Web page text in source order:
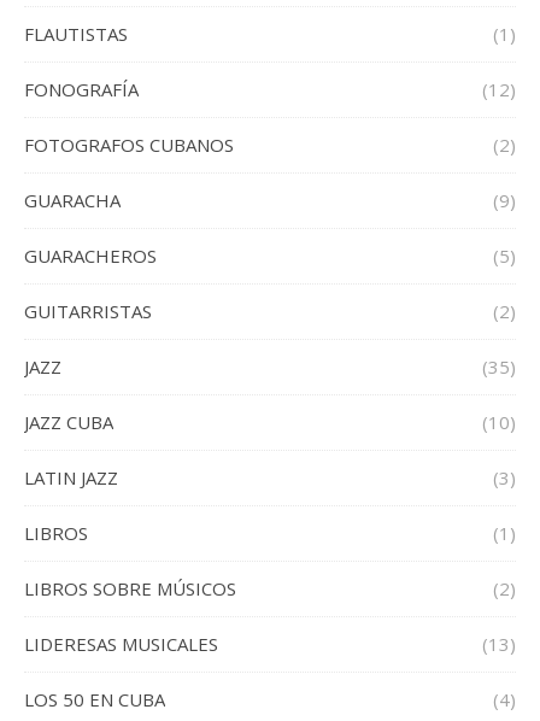
FLAUTISTAS (1)
FONOGRAFÍA (12)
FOTOGRAFOS CUBANOS (2)
GUARACHA (9)
GUARACHEROS (5)
GUITARRISTAS (2)
JAZZ (35)
JAZZ CUBA (10)
LATIN JAZZ (3)
LIBROS (1)
LIBROS SOBRE MÚSICOS (2)
LIDERESAS MUSICALES (13)
LOS 50 EN CUBA (4)